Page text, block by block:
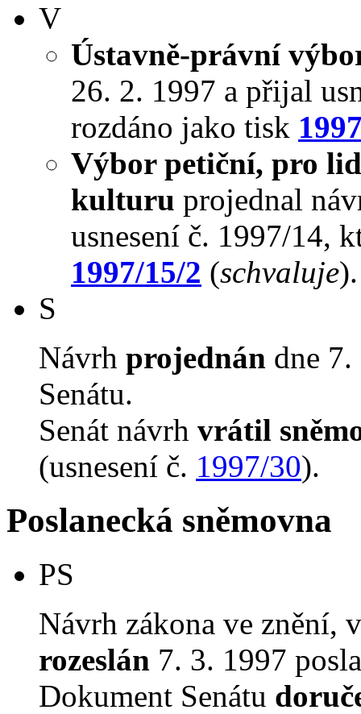
V
Ústavně-právní
26. 2. 1997 a přijal
rozdáno jako tisk
Výbor petiční, pro
kulturu projednal
usnesení č. 1997/14,
1997/15/2 (schvaluje).
S
Návrh projednán dne
Senátu.
Senát návrh vrátil
(usnesení č. 1997/30).
Poslanecká sněmovna
PS
Návrh zákona ve znění,
rozeslán 7. 3. 1997
Dokument Senátu